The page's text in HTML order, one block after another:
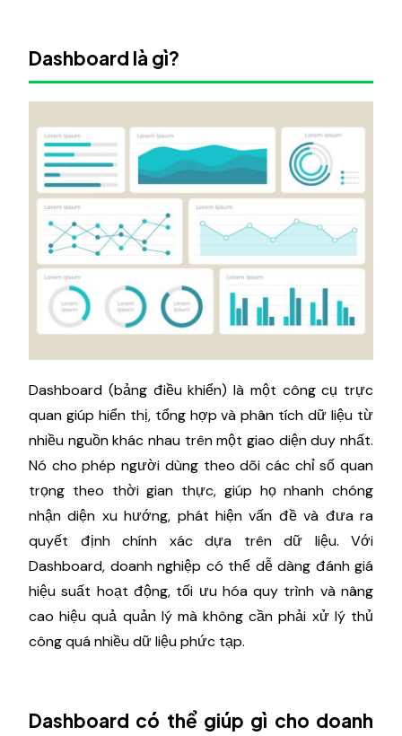
Dashboard là gì?
Dashboard (bảng điều khiển) là một công cụ trực
quan giúp hiển thị, tổng hợp và phân tích dữ liệu từ
nhiều nguồn khác nhau trên một giao diện duy nhất.
Nó cho phép người dùng theo dõi các chỉ số quan
trọng theo thời gian thực, giúp họ nhanh chóng
nhận diện xu hướng, phát hiện vấn đề và đưa ra
quyết định chính xác dựa trên dữ liệu. Với
Dashboard, doanh nghiệp có thể dễ dàng đánh giá
hiệu suất hoạt động, tối ưu hóa quy trình và nâng
cao hiệu quả quản lý mà không cần phải xử lý thủ
công quá nhiều dữ liệu phức tạp.
Dashboard có thể giúp gì cho doanh